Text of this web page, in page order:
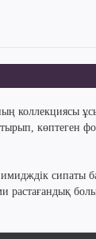
коллекциясы
көптеген
сипаты
растағандық